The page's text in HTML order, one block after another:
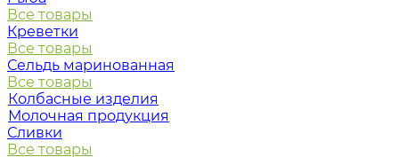
Все товары
Креветки
Все товары
Сельдь маринованная
Все товары
Колбасные изделия
Молочная продукция
Сливки
Все товары